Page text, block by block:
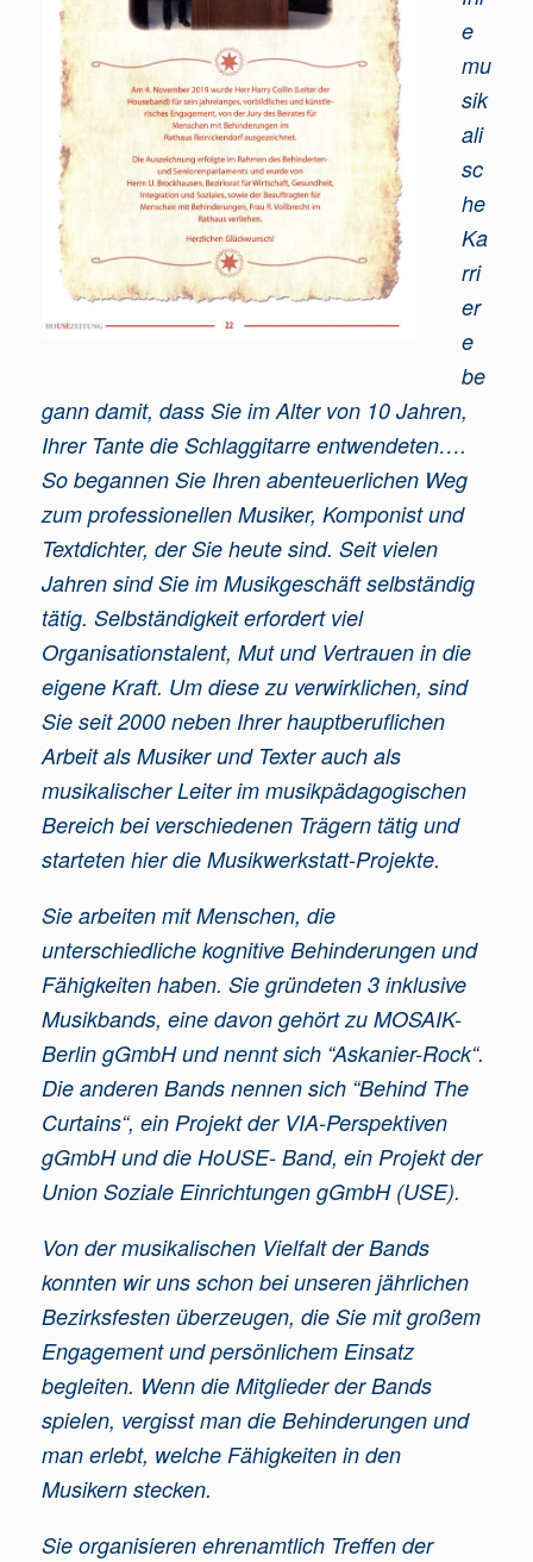
e
mu
sik
ali
sc
he
Ka
rri
er
e
be
gann damit, dass Sie im Alter von 10 Jahren,
Ihrer Tante die Schlaggitarre entwendeten….
So begannen Sie Ihren abenteuerlichen Weg
zum professionellen Musiker, Komponist und
Textdichter, der Sie heute sind. Seit vielen
Jahren sind Sie im Musikgeschäft selbständig
tätig. Selbständigkeit erfordert viel
Organisationstalent, Mut und Vertrauen in die
eigene Kraft. Um diese zu verwirklichen, sind
Sie seit 2000 neben Ihrer hauptberuflichen
Arbeit als Musiker und Texter auch als
musikalischer Leiter im musikpädagogischen
Bereich bei verschiedenen Trägern tätig und
starteten hier die Musikwerkstatt-Projekte.
Sie arbeiten mit Menschen, die
unterschiedliche kognitive Behinderungen und
Fähigkeiten haben. Sie gründeten 3 inklusive
Musikbands, eine davon gehört zu MOSAIK-
Berlin gGmbH und nennt sich “Askanier-Rock“.
Die anderen Bands nennen sich “Behind The
Curtains“, ein Projekt der VIA-Perspektiven
gGmbH und die HoUSE- Band, ein Projekt der
Union Soziale Einrichtungen gGmbH (USE).
Von der musikalischen Vielfalt der Bands
konnten wir uns schon bei unseren jährlichen
Bezirksfesten überzeugen, die Sie mit großem
Engagement und persönlichem Einsatz
begleiten. Wenn die Mitglieder der Bands
spielen, vergisst man die Behinderungen und
man erlebt, welche Fähigkeiten in den
Musikern stecken.
Sie organisieren ehrenamtlich Treffen der